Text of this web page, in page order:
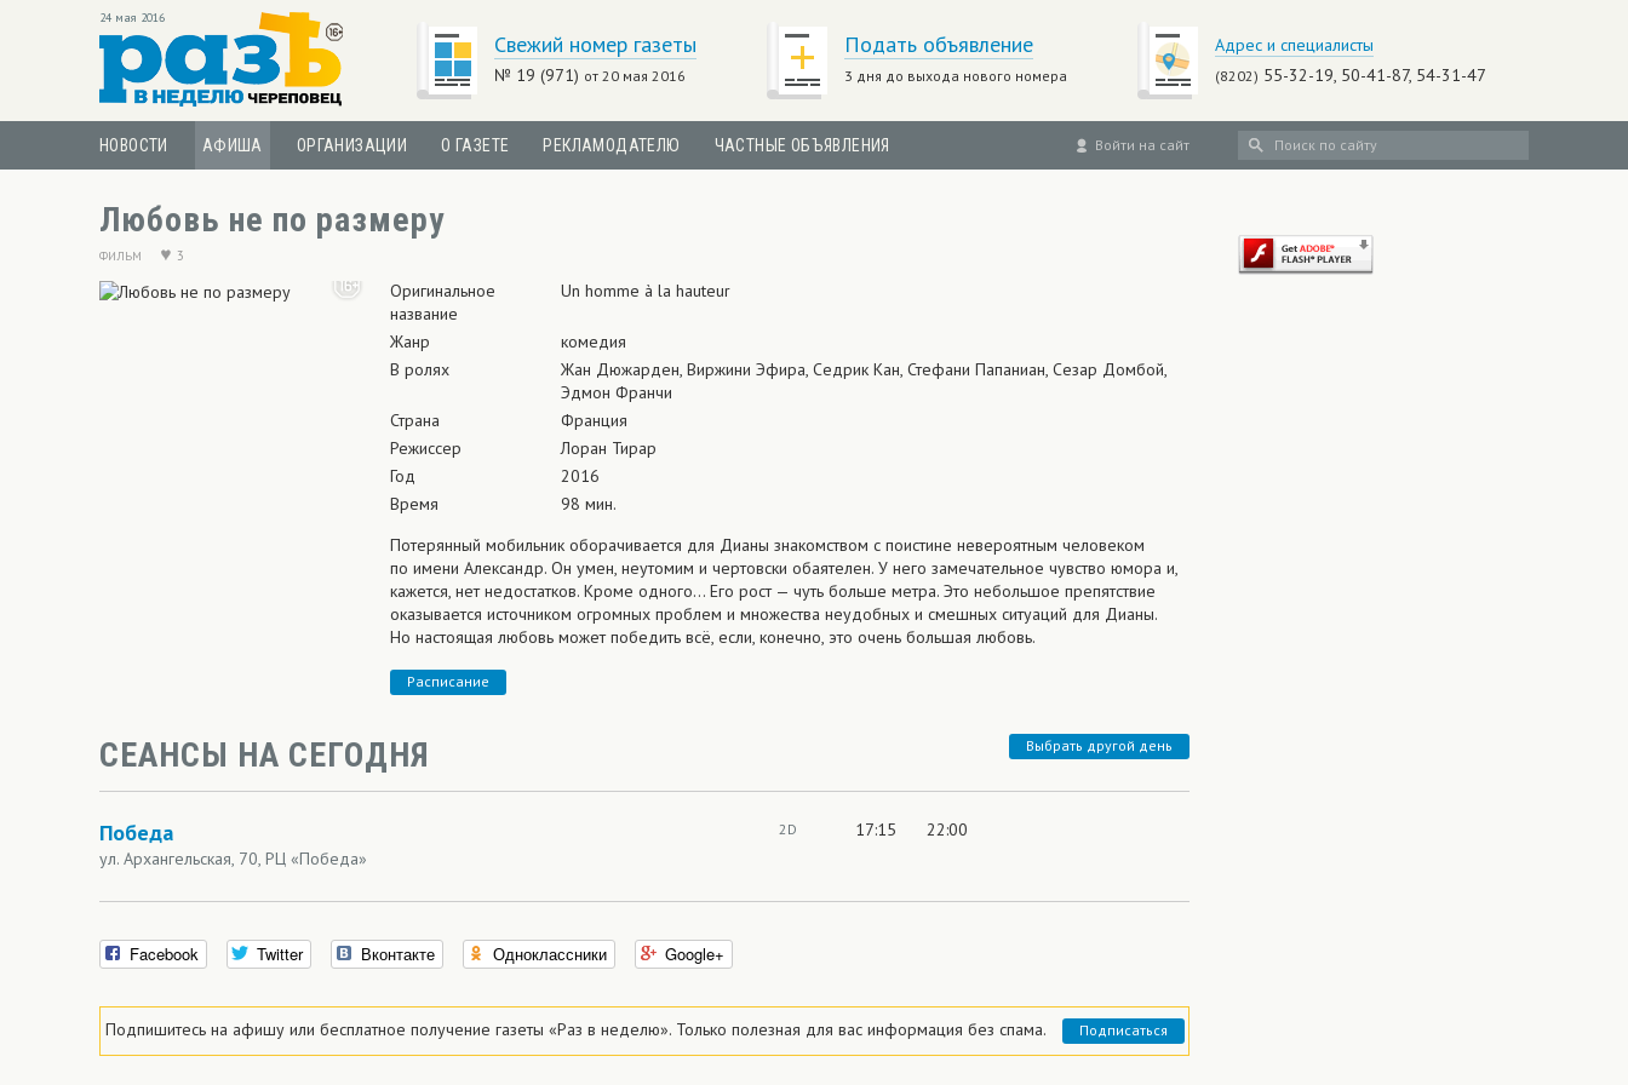
24 мая 2016
Свежий номер газеты
№ 19 (971) от 20 мая 2016
Подать объявление
3 дня до выхода нового номера
Адрес и специалисты
(8202) 55-32-19, 50-41-87, 54-31-47
Войти на сайт
НОВОСТИ АФИША ОРГАНИЗАЦИИ О ГАЗЕТЕ РЕКЛАМОДАТЕЛЮ ЧАСТНЫЕ ОБЪЯВЛЕНИЯ
Любовь не по размеру
ФИЛЬМ 3
Оригинальное
название
Un homme à la hauteur
Жанр
комедия
В ролях
Жан Дюжарден, Виржини Эфира, Седрик Кан, Стефани Папаниан, Сезар Домбой,
Эдмон Франчи
Страна
Франция
Режиссер
Лоран Тирар
Год
2016
Время
98 мин.
Потерянный мобильник оборачивается для Дианы знакомством с поистине невероятным человеком
по имени Александр. Он умен, неутомим и чертовски обаятелен. У него замечательное чувство юмора и,
кажется, нет недостатков. Кроме одного… Его рост — чуть больше метра. Это небольшое препятствие
оказывается источником огромных проблем и множества неудобных и смешных ситуаций для Дианы.
Но настоящая любовь может победить всё, если, конечно, это очень большая любовь.
Расписание
Выбрать другой день
СЕАНСЫ НА СЕГОДНЯ
Победа
ул. Архангельская, 70, РЦ «Победа»
2D 17:15 22:00
Facebook Twitter Вконтакте Одноклассники Google+
Подпишитесь на афишу или бесплатное получение газеты «Раз в неделю». Только полезная для вас информация без спама. Подписаться